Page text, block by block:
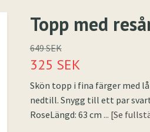
Topp med
649 SEK
325 SEK
Skön topp i fina färger med
nedtill. Snygg till ett par
RoseLängd: 63 cm ... [Se